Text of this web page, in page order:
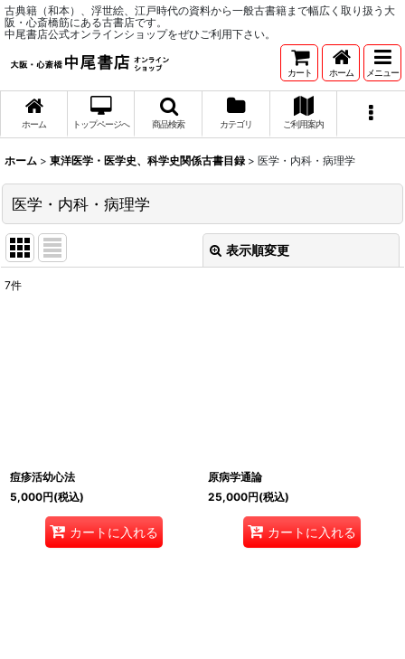
古典籍（和本）、浮世絵、江戸時代の資料から一般古書籍まで幅広く取り扱う大
阪・心斎橋筋にある古書店です。
中尾書店公式オンラインショップをぜひご利用下さい。
カート ホーム メニュー
ホーム トップページへ 商品検索 カテゴリ ご利用案内
ホーム > 東洋医学・医学史、科学史関係古書目録 > 医学・内科・病理学
医学・内科・病理学
表示順変更
7件
痘疹活幼心法
5,000円(税込)
カートに入れる
原病学通論
25,000円(税込)
カートに入れる